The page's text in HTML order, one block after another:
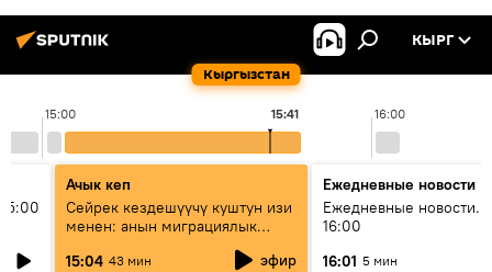
Кыргызстан
КЫРГ
15:00 16:00
15:41
Ачык кеп
Сейрек кездешүүчү куштун изи
менен: анын миграциялык
жолу эмнеден кабар берет?
15:04 43 мин эфир
Ежедневные новости
Ежедневные новости.
16:00
16:01 5 мин